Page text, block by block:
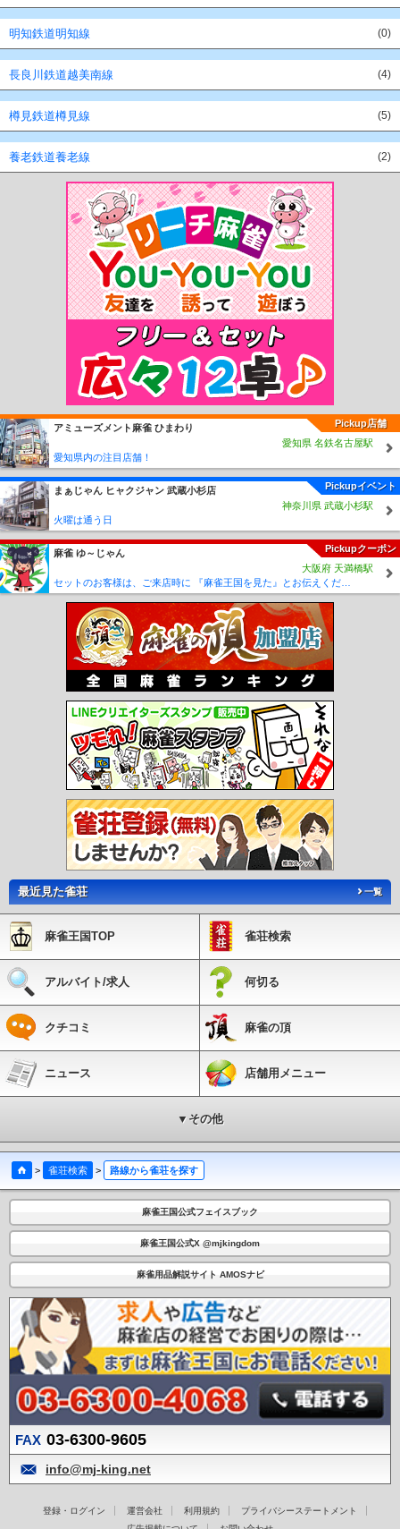
明知鉄道明知線 (0)
長良川鉄道越美南線 (4)
樽見鉄道樽見線 (5)
養老鉄道養老線 (2)
Pickup店舗
アミューズメント麻雀 ひまわり
愛知県 名鉄名古屋駅
愛知県内の注目店舗！
Pickupイベント
まぁじゃん ヒャクジャン 武蔵小杉店
神奈川県 武蔵小杉駅
火曜は通う日
Pickupクーポン
麻雀 ゆ～じゃん
大阪府 天満橋駅
最近見た雀荘 一覧
麻雀王国TOP 雀荘検索
アルバイト/求人 何切る
クチコミ 麻雀の頂
ニュース 店舗用メニュー
▼その他
> 雀荘検索 > 路線から雀荘を探す
麻雀王国公式フェイスブック
麻雀王国公式X @mjkingdom
麻雀用品解説サイト AMOSナビ
FAX 03-6300-9605
info@mj-king.net
登録・ログイン 運営会社 利用規約
プライバシーステートメント